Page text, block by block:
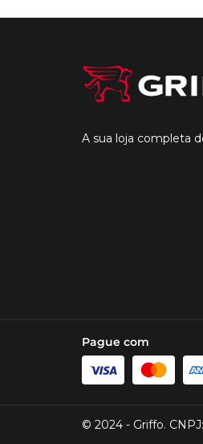
A sua loja completa
Pague com
© 2024 - Griffo.